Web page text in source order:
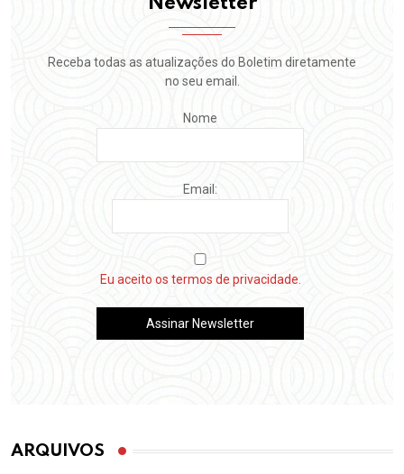
Receba todas as atualizações do Boletim diretamente
no seu email.
Nome
Email:
Eu aceito os termos de privacidade.
ARQUIVOS